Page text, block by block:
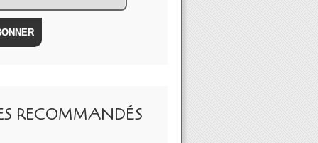
RECOMMANDÉS